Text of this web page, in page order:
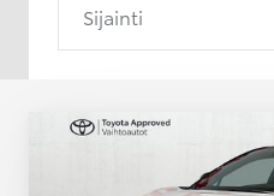
Sijainti